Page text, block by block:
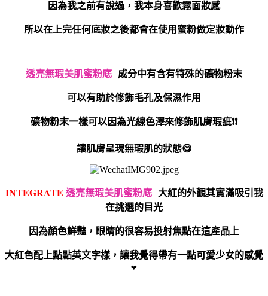
因為我之前有說過，我本身喜歡霧面妝感
所以在上完任何底妝之後都會在使用蜜粉做定妝動作
透亮無瑕美肌蜜粉底 成分中有含有特殊的礦物粉末
可以有助於修飾毛孔及保濕作用
礦物粉末一樣可以因為光線色澤來修飾肌膚瑕疵❗️❗️
讓肌膚呈現無瑕肌的狀態😋
INTEGRATE 透亮無瑕美肌蜜粉底 大紅的外觀其實滿吸引我
在挑選的目光
因為顏色鮮豔，眼睛的很容易投射焦點在這產品上
大紅色配上點點英文字樣，讓我覺得帶有一點可愛少女的感覺
❤️